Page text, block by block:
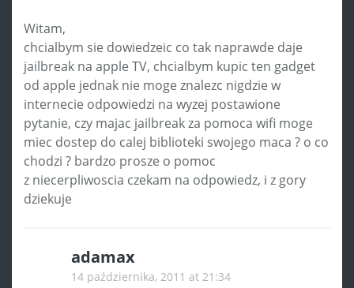
Witam,
chcialbym sie dowiedzeic co tak naprawde daje
jailbreak na apple TV, chcialbym kupic ten gadget
od apple jednak nie moge znalezc nigdzie w
internecie odpowiedzi na wyzej postawione
pytanie, czy majac jailbreak za pomoca wifi moge
miec dostep do calej biblioteki swojego maca ? o co
chodzi ? bardzo prosze o pomoc
z niecerpliwoscia czekam na odpowiedz, i z gory
dziekuje
adamax
14 października, 2011 at 21:34